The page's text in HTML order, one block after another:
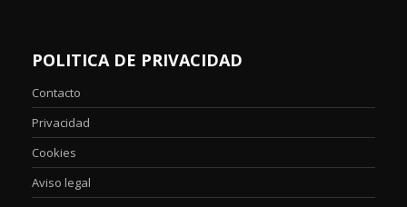
POLITICA DE PRIVACIDAD
Contacto
Privacidad
Cookies
Aviso legal